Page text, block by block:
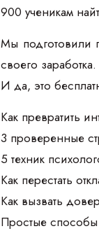
900 ученикам
Мы подготовили
своего заработка.
И да, это
Как превратить
3 проверенные
5 техник
Как перестать
Как вызвать
Простые способы